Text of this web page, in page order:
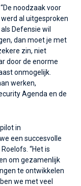
noodzaak voor
al uitgesproken
Defensie wil
dan moet je met
zin, niet
door de enorme
onmogelijk.
werken,
Agenda en de
in
een succesvolle
“Het is
om gezamenlijk
te ontwikkelen
we met veel